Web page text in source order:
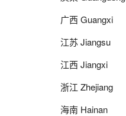
广西 Guangxi
江苏 Jiangsu
江西 Jiangxi
浙江 Zhejiang
海南 Hainan